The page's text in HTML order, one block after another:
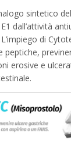
sintetico
dall’attività
di
peptiche,
erosive e